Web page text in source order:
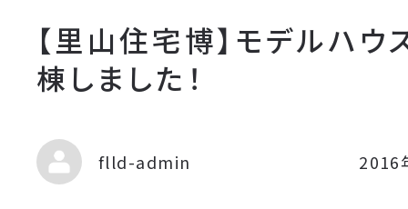
【里山住宅博】モデルハ
棟しました！
2016
flld-admin